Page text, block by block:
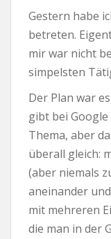
Gestern habe
betreten.
mir war nicht
simpelsten
Der Plan war
gibt bei
Thema, aber
überall gleich:
(aber niemals
aneinander
mit mehreren
die man in der